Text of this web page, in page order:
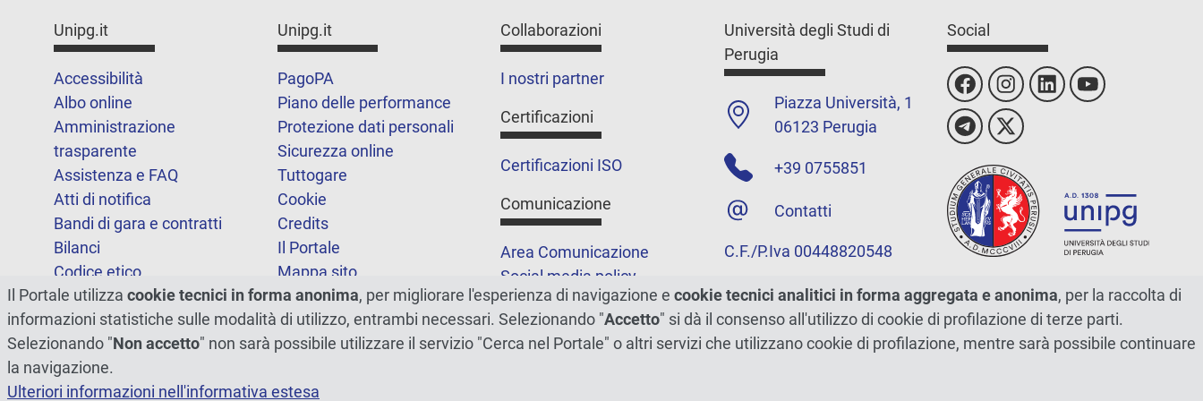
Unipg.it
Accessibilità
Albo online
Amministrazione
trasparente
Assistenza e FAQ
Atti di notifica
Bandi di gara e contratti
Bilanci
Codice etico
FOIA
Note legali
Unipg.it
PagoPA
Piano delle performance
Protezione dati personali
Sicurezza online
Tuttogare
Cookie
Credits
Il Portale
Mappa sito
Statistiche
Dichiarazione di
accessibilità
Collaborazioni
I nostri partner
Certificazioni
Certificazioni ISO
Comunicazione
Area Comunicazione
Social media policy
Podcast
Merchandising e shop
5xmille
Università degli Studi di
Perugia
Piazza Università, 1
06123 Perugia
+39 0755851
Contatti
C.F./P.Iva 00448820548
Social
Il Portale utilizza cookie tecnici in forma anonima, per migliorare l'esperienza di navigazione e cookie tecnici analitici in forma aggregata e anonima, per la raccolta di
informazioni statistiche sulle modalità di utilizzo, entrambi necessari. Selezionando "Accetto" si dà il consenso all'utilizzo di cookie di profilazione di terze parti.
Selezionando "Non accetto" non sarà possibile utilizzare il servizio "Cerca nel Portale" o altri servizi che utilizzano cookie di profilazione, mentre sarà possibile continuare
la navigazione.
Ulteriori informazioni nell'informativa estesa